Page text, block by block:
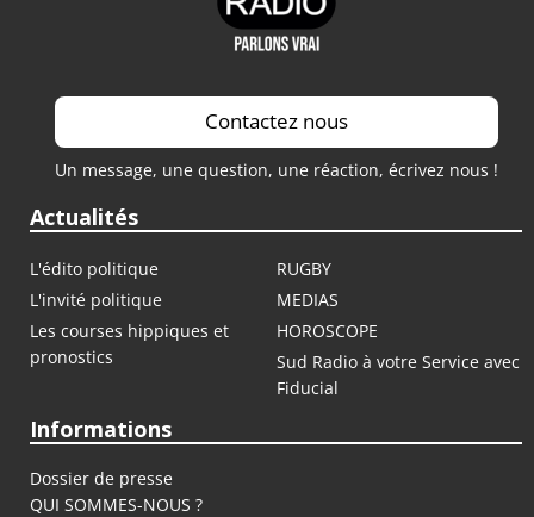
Contactez nous
Un message, une question, une réaction, écrivez nous !
Actualités
L'édito politique
RUGBY
L'invité politique
MEDIAS
Les courses hippiques et
pronostics
HOROSCOPE
Sud Radio à votre Service avec
Fiducial
Informations
Dossier de presse
QUI SOMMES-NOUS ?